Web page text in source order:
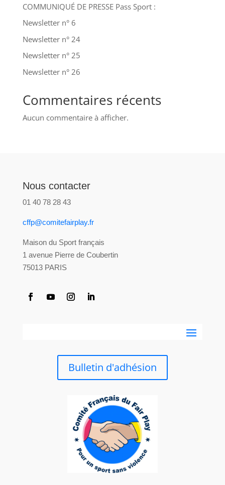
COMMUNIQUÉ DE PRESSE Pass Sport :
Newsletter n° 6
Newsletter n° 24
Newsletter n° 25
Newsletter n° 26
Commentaires récents
Aucun commentaire à afficher.
Nous contacter
01 40 78 28 43
cffp@comitefairplay.fr
Maison du Sport français
1 avenue Pierre de Coubertin
75013 PARIS
Bulletin d'adhésion